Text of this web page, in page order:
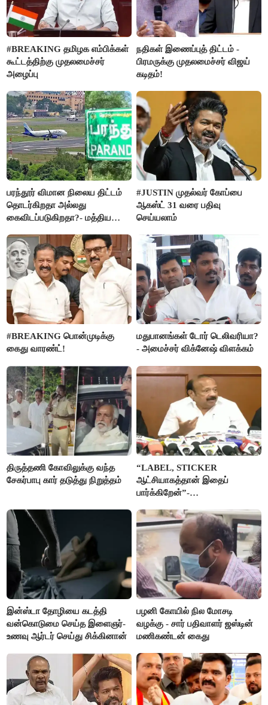
#BREAKING தமிழக எம்பிக்கள்
கூட்டத்திற்கு முதலமைச்சர்
அழைப்பு
நதிகள் இணைப்புத் திட்டம் -
பிரமருக்கு முதலமைச்சர் விஜய்
கடிதம்!
பரந்தூர் விமான நிலைய திட்டம்
தொடர்கிறதா அல்லது
கைவிடப்படுகிறதா?- மத்திய
#JUSTIN முதல்வர் கோப்பை
ஆகஸ்ட் 31 வரை பதிவு
செய்யலாம்
#BREAKING பொன்முடிக்கு
கைது வாரண்ட்!
மதுபானங்கள் டோர் டெலிவரியா?
- அமைச்சர் விக்னேஷ் விளக்கம்
திருத்தணி கோவிலுக்கு வந்த
சேகர்பாபு கார் தடுத்து நிறுத்தம்
“LABEL, STICKER
ஆட்சியாகத்தான் இதைப்
பார்க்கிறேன்”-
இன்ஸ்டா தோழியை கடத்தி
வன்கொடுமை செய்த இளைஞர்-
உணவு ஆர்டர் செய்து சிக்கினான்
பழனி கோயில் நில மோசடி
வழக்கு - சார் பதிவாளர் ஜஸ்டின்
மணிகண்டன் கைது